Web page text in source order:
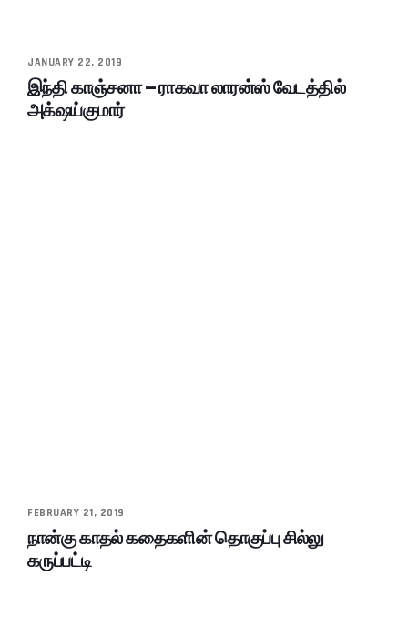
JANUARY 22, 2019
இந்தி காஞ்சனா – ராகவா லாரன்ஸ் வேடத்தில்
அக்‌ஷய்குமார்
FEBRUARY 21, 2019
நான்கு காதல் கதைகளின் தொகுப்பு சில்லு
கருப்பட்டி